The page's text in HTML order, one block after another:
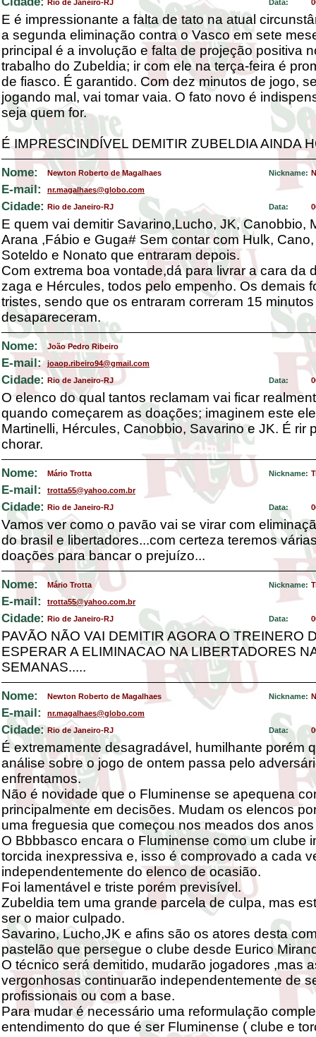
Rio de Janeiro-RJ Data:
E é impressionante a falta de tato na atual
a segunda eliminação contra o Vasco em sete
principal é a involução e falta de projeção positiva
trabalho do Zubeldia; ir com ele na terça-feira é
de fiasco. É garantido. Com dez minutos de jogo,
jogando mal, vai tomar vaia. O fato novo é
seja quem for.
É IMPRESCINDÍVEL DEMITIR ZUBELDIA AINDA
Nome: Newton Roberto de Magalhaes Nickname:
E-mail: nr.magalhaes@globo.com
Cidade: Rio de Janeiro-RJ Data:
E quem vai demitir Savarino,Lucho, JK, Canobbio,
Arana ,Fábio e Guga# Sem contar com Hulk,
Soteldo e Nonato que entraram depois.
Com extrema boa vontade,dá para livrar a cara da
zaga e Hércules, todos pelo empenho. Os demais
tristes, sendo que os entraram correram 15
desapareceram.
Nome: João Pedro Ribeiro
E-mail: joaop.ribeiro94@gmail.com
Cidade: Rio de Janeiro-RJ Data:
O elenco do qual tantos reclamam vai ficar
quando começarem as doações; imaginem este
Martinelli, Hércules, Canobbio, Savarino e JK. É rir
chorar.
Nome: Mário Trotta Nickname:
E-mail: trotta55@yahoo.com.br
Cidade: Rio de Janeiro-RJ Data:
Vamos ver como o pavão vai se virar com
do brasil e libertadores...com certeza teremos
doações para bancar o prejuízo...
Nome: Mário Trotta Nickname:
E-mail: trotta55@yahoo.com.br
Cidade: Rio de Janeiro-RJ Data:
PAVÃO NÃO VAI DEMITIR AGORA O TREINERO
ESPERAR A ELIMINACAO NA LIBERTADORES
SEMANAS.....
Nome: Newton Roberto de Magalhaes Nickname:
E-mail: nr.magalhaes@globo.com
Cidade: Rio de Janeiro-RJ Data:
É extremamente desagradável, humilhante porém
análise sobre o jogo de ontem passa pelo
enfrentamos.
Não é novidade que o Fluminense se apequena
principalmente em decisões. Mudam os elencos
uma freguesia que começou nos meados dos
O Bbbbasco encara o Fluminense como um clube
torcida inexpressiva e, isso é comprovado a cada
independentemente do elenco de ocasião.
Foi lamentável e triste porém previsível.
Zubeldia tem uma grande parcela de culpa, mas
ser o maior culpado.
Savarino, Lucho,JK e afins são os atores desta
pastelão que persegue o clube desde Eurico
O técnico será demitido, mudarão jogadores ,mas
vergonhosas continuarão independentemente de
profissionais ou com a base.
Para mudar é necessário uma reformulação
entendimento do que é ser Fluminense ( clube e